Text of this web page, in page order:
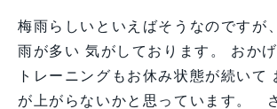
梅雨らしいといえばそうなのですが
雨が多い 気がしております。 おか
トレーニングもお休み状態が続いて
が上がらないかと思っています。